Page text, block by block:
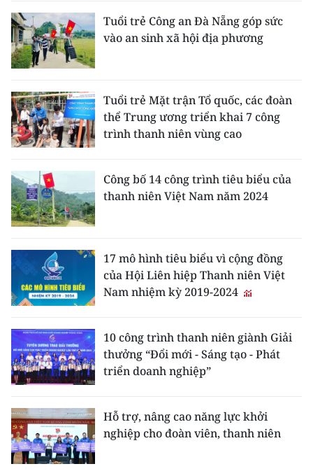
54 DÂN TỘC VIỆT NAM
CHƯƠNG TRÌNH OCOP - MỖI XÃ
MỘT SẢN PHẨM
RADIO
MEDIA CENTER
E-Magazine
Video
Media Chính trị
Media Kinh tế
Media Xã hội
Media Pháp luật
Media Du lịch
Media Thế giới
Tuổi trẻ Công an Đà Nẵng góp sức
vào an sinh xã hội địa phương
Tuổi trẻ Mặt trận Tổ quốc, các đoàn
thể Trung ương triển khai 7 công
trình thanh niên vùng cao
Công bố 14 công trình tiêu biểu của
thanh niên Việt Nam năm 2024
17 mô hình tiêu biểu vì cộng đồng
của Hội Liên hiệp Thanh niên Việt
Nam nhiệm kỳ 2019-2024
10 công trình thanh niên giành Giải
thưởng “Đổi mới - Sáng tạo - Phát
triển doanh nghiệp”
Hỗ trợ, nâng cao năng lực khởi
nghiệp cho đoàn viên, thanh niên